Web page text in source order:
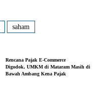
saham
Rencana Pajak E-Commerce
Digodok, UMKM di Mataram Masih di
Bawah Ambang Kena Pajak